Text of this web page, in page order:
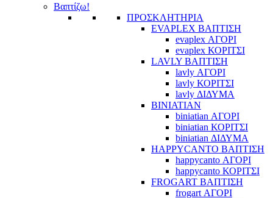
Βαπτίζω!
ΠΡΟΣΚΛΗΤΗΡΙΑ
EVAPLEX ΒΑΠΤΙΣΗ
evaplex ΑΓΟΡΙ
evaplex ΚΟΡΙΤΣΙ
LAVLY ΒΑΠΤΙΣΗ
lavly ΑΓΟΡΙ
lavly ΚΟΡΙΤΣΙ
lavly ΔΙΔΥΜΑ
BINIATIAN
biniatian ΑΓΟΡΙ
biniatian ΚΟΡΙΤΣΙ
biniatian ΔΙΔΥΜΑ
HAPPYCANTO ΒΑΠΤΙΣΗ
happycanto ΑΓΟΡΙ
happycanto ΚΟΡΙΤΣΙ
FROGART ΒΑΠΤΙΣΗ
frogart ΑΓΟΡΙ